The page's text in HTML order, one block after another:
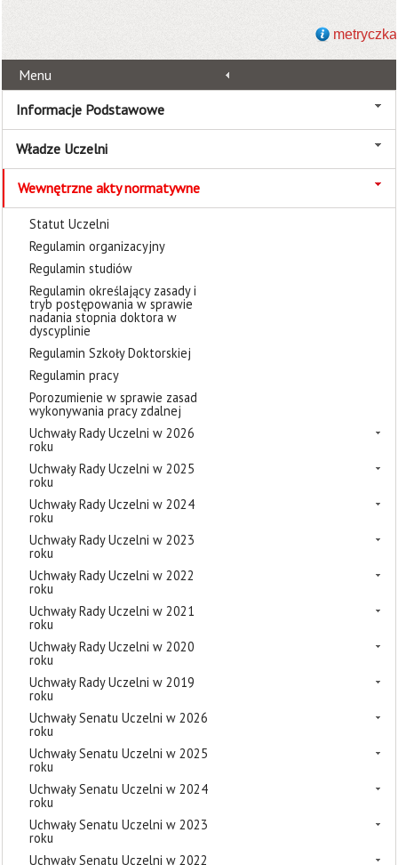
metryczka
Menu
Informacje Podstawowe
Władze Uczelni
Wewnętrzne akty normatywne
Statut Uczelni
Regulamin organizacyjny
Regulamin studiów
Regulamin określający zasady i
tryb postępowania w sprawie
nadania stopnia doktora w
dyscyplinie
Regulamin Szkoły Doktorskiej
Regulamin pracy
Porozumienie w sprawie zasad
wykonywania pracy zdalnej
Uchwały Rady Uczelni w 2026
roku
Uchwały Rady Uczelni w 2025
roku
Uchwały Rady Uczelni w 2024
roku
Uchwały Rady Uczelni w 2023
roku
Uchwały Rady Uczelni w 2022
roku
Uchwały Rady Uczelni w 2021
roku
Uchwały Rady Uczelni w 2020
roku
Uchwały Rady Uczelni w 2019
roku
Uchwały Senatu Uczelni w 2026
roku
Uchwały Senatu Uczelni w 2025
roku
Uchwały Senatu Uczelni w 2024
roku
Uchwały Senatu Uczelni w 2023
roku
Uchwały Senatu Uczelni w 2022